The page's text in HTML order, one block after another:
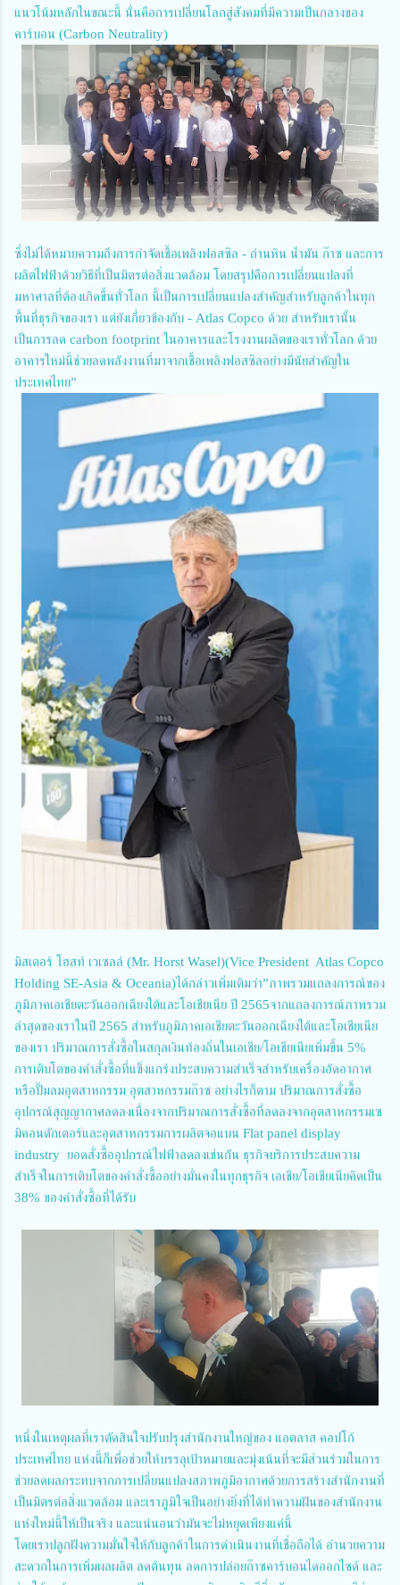
แนวโน้มหลักในขณะนี้ นั่นคือการเปลี่ยนโลกสู่สังคมที่มีความเป็นกลางของ
คาร์บอน (Carbon Neutrality)
ซึ่งไม่ได้หมายความถึงการกำจัดเชื้อเพลิงฟอสซิล - ถ่านหิน น้ำมัน ก๊าซ และการ
ผลิตไฟฟ้าด้วยวิธีที่เป็นมิตรต่อสิ่งแวดล้อม โดยสรุปคือการเปลี่ยนแปลงที่
มหาศาลที่ต้องเกิดขึ้นทั่วโลก นี้เป็นการเปลี่ยนแปลงสำคัญสำหรับลูกค้าในทุก
พื้นที่ธุรกิจของเรา แต่ยังเกี่ยวข้องกับ - Atlas Copco ด้วย สำหรับเรานั้น
เป็นการลด carbon footprint ในอาคารและโรงงานผลิตของเราทั่วโลก ด้วย
อาคารใหม่นี้ช่วยลดพลังงานที่มาจากเชื้อเพลิงฟอสซิลอย่างมีนัยสำคัญใน
ประเทศไทย”
มิสเตอร์ โฮสท์ เวเซลล์ (Mr. Horst Wasel)(Vice President Atlas Copco
Holding SE-Asia & Oceania)ได้กล่าวเพิ่มเติมว่า”ภาพรวมแถลงการณ์ของ
ภูมิภาคเอเชียตะวันออกเฉียงใต้และโอเชียเนีย ปี 2565จากแถลงการณ์ภาพรวม
ล่าสุดของเราในปี 2565 สำหรับภูมิภาคเอเชียตะวันออกเฉียงใต้และโอเชียเนีย
ของเรา ปริมาณการสั่งซื้อในสกุลเงินท้องถิ่นในเอเชีย/โอเชียเนียเพิ่มขึ้น 5%
การเติบโตของคำสั่งซื้อที่แข็งแกร่งประสบความสำเร็จสำหรับเครื่องอัดอากาศ
หรือปั๊มลมอุตสาหกรรม อุตสาหกรรมก๊าซ อย่างไรก็ตาม ปริมาณการสั่งซื้อ
อุปกรณ์สุญญากาศลดลงเนื่องจากปริมาณการสั่งซื้อที่ลดลงจากอุตสาหกรรมเซ
มิคอนดักเตอร์และอุตสาหกรรมการผลิตจอแบน Flat panel display
industry ยอดสั่งซื้ออุปกรณ์ไฟฟ้าลดลงเช่นกัน ธุรกิจบริการประสบความ
สำเร็จในการเติบโตของคำสั่งซื้ออย่างมั่นคงในทุกธุรกิจ เอเชีย/โอเชียเนียคิดเป็น
38% ของคำสั่งซื้อที่ได้รับ
หนึ่งในเหตุผลที่เราตัดสินใจปรับปรุงสำนักงานใหญ่ของ แอตลาส คอปโก้
ประเทศไทย แห่งนี้ก็เพื่อช่วยให้บรรลุเป้าหมายและมุ่งเน้นที่จะมีส่วนร่วมในการ
ช่วยลดผลกระทบจากการเปลี่ยนแปลงสภาพภูมิอากาศด้วยการสร้างสำนักงานที่
เป็นมิตรต่อสิ่งแวดล้อม และเราภูมิใจเป็นอย่างยิ่งที่ได้ทำความฝันของสำนักงาน
แห่งใหม่นี้ให้เป็นจริง และแน่นอนว่ามันจะไม่หยุดเพียงแค่นี้
โดยเราปลูกฝังความมั่นใจให้กับลูกค้าในการดำเนินงานที่เชื่อถือได้ อำนวยความ
สะดวกในการเพิ่มผลผลิต ลดต้นทุน ลดการปล่อยก๊าซคาร์บอนไดออกไซด์ และ